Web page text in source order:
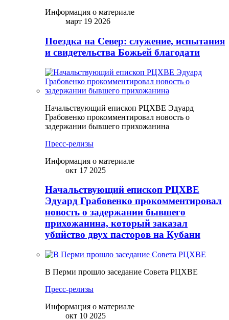
Информация о материале
март 19 2026
Поездка на Север: служение, испытания
и свидетельства Божьей благодати
Начальствующий епископ РЦХВЕ Эдуард
Грабовенко прокомментировал новость о
задержании бывшего прихожанина
Пресс-релизы
Информация о материале
окт 17 2025
Начальствующий епископ РЦХВЕ
Эдуард Грабовенко прокомментировал
новость о задержании бывшего
прихожанина, который заказал
убийство двух пасторов на Кубани
В Перми прошло заседание Совета РЦХВЕ
Пресс-релизы
Информация о материале
окт 10 2025